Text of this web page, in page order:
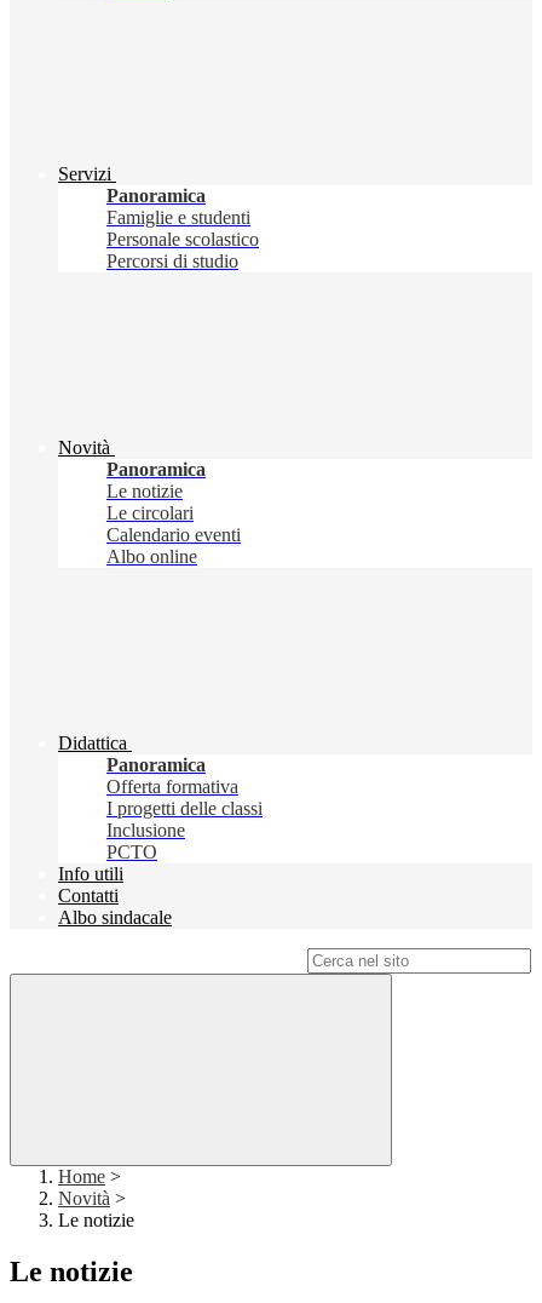
Servizi
Panoramica
Famiglie e studenti
Personale scolastico
Percorsi di studio
Novità
Panoramica
Le notizie
Le circolari
Calendario eventi
Albo online
Didattica
Panoramica
Offerta formativa
I progetti delle classi
Inclusione
PCTO
Info utili
Contatti
Albo sindacale
Home >
Novità >
Le notizie
Le notizie